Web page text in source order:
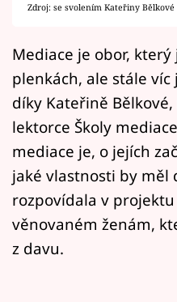
Přihlášení
Sledujte nás
Zdroj: se svolením Kateřiny Bělkové
Mediace je obor,
plenkách, ale stále víc
díky Kateřině
lektorce Školy
mediace je, o jejích
jaké vlastnosti by
rozpovídala v projektu
věnovaném ženám,
z davu.